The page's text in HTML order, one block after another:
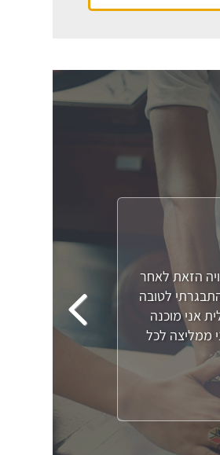
הזאת לאחר
לטובה
אני מוכנה
ממליצה לכל
סקול דרך
מדהים!!